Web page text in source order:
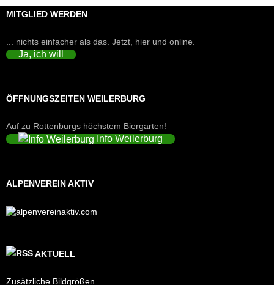
MITGLIED WERDEN
... nichts einfacher als das. Jetzt, hier und online.
Ja, ich will
ÖFFNUNGSZEITEN WEILERBURG
Auf zu Rottenburgs höchstem Biergarten!
Info Weilerburg
ALPENVEREIN AKTIV
AKTUELL
Zusätzliche Bildgrößen